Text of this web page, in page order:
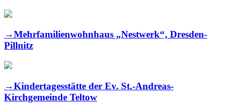
→Mehrfamilienwohnhaus „Nestwerk“, Dresden-
Pillnitz
→Kindertagesstätte der Ev. St.-Andreas-
Kirchgemeinde Teltow